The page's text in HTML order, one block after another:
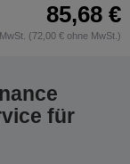
85,68 €
(72,00 € ohne MwSt.)
für